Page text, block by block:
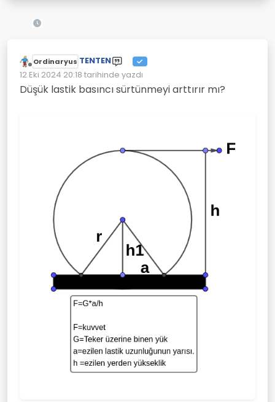
Çevrimdışı
Ordinaryus TENTEN
12 Eki 2024 20:18 tarihinde yazdı
Son düzenleyen:
Düşük lastik basıncı sürtünmeyi arttırır mı?